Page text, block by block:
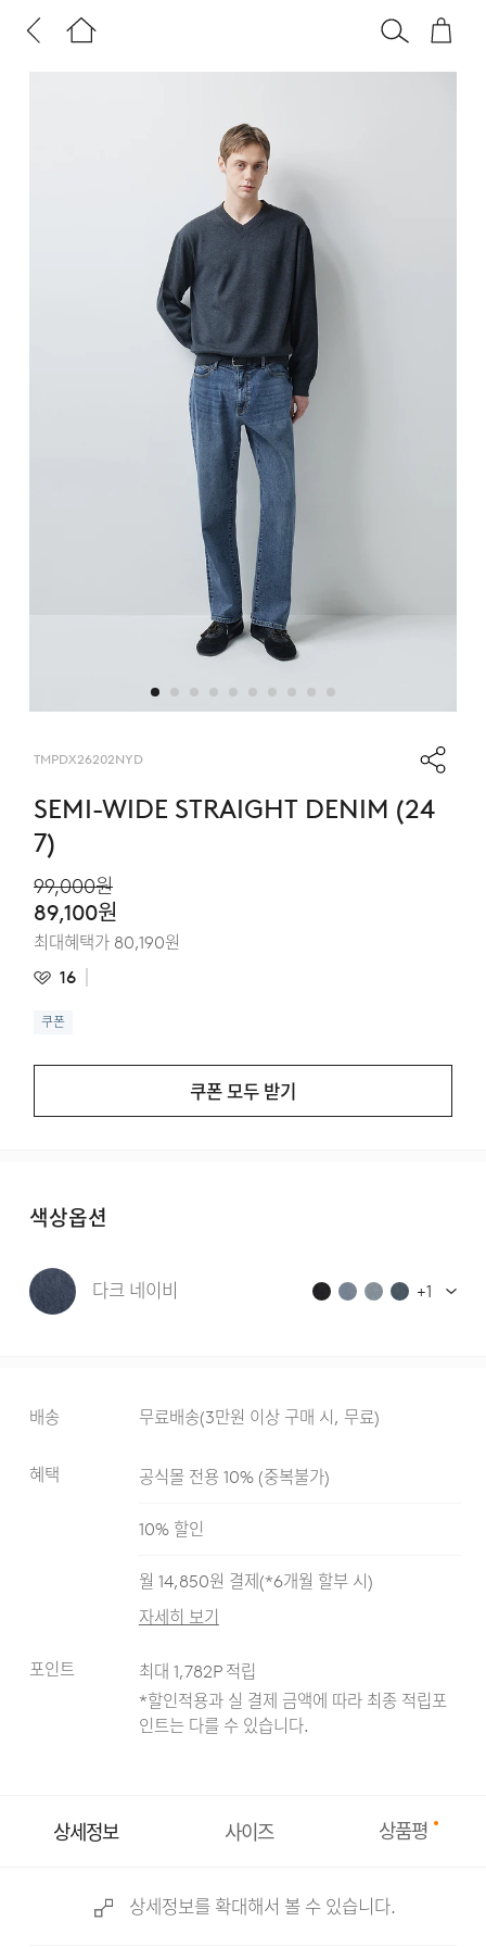
TMPDX26202NYD
SEMI-WIDE STRAIGHT DENIM (24
7)
89,100원
99,000원
최대혜택가 80,190원
16
쿠폰
쿠폰 모두 받기
색상옵션
다크 네이비 +1
블랙
배송 무료배송(3만원 이상 구매 시, 무료)
혜택 공식몰 전용 10%(중복불가)
10% 할인
월 14,850원 결제(*6개월 할부 시)
자세히 보기
포인트 최대 1,782P 적립
*할인적용과 실 결제 금액에 따라 최종 적립포
인트는 다를 수 있습니다.
상세정보 사이즈 상품평
상세정보를 확대해서 볼 수 있습니다.